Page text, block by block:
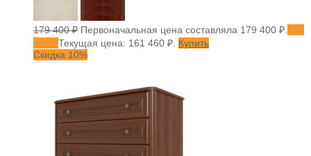
179 400₽ Первоначальная цена составляла 179 400 ₽.
Текущая цена: 161 460 ₽. Купить
Скидка 10%